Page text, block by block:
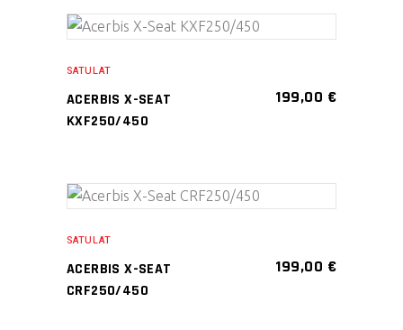
tehdä
valinnat
sivulla.
Tällä
on
tehdä
valinnat
sivulla.
SATULAT
ACERBIS X-SEAT
KXF250/450
199,00 €
Tällä
on
SATULAT
ACERBIS X-SEAT
CRF250/450
199,00 €